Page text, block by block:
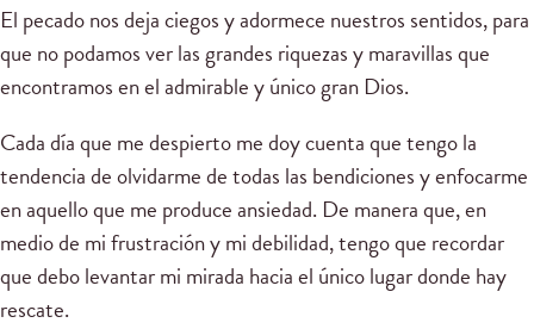
El pecado nos deja ciegos y adormece nuestros sentidos, para
que no podamos ver las grandes riquezas y maravillas que
encontramos en el admirable y único gran Dios.
Cada día que me despierto me doy cuenta que tengo la
tendencia de olvidarme de todas las bendiciones y enfocarme
en aquello que me produce ansiedad. De manera que, en
medio de mi frustración y mi debilidad, tengo que recordar
que debo levantar mi mirada hacia el único lugar donde hay
rescate.